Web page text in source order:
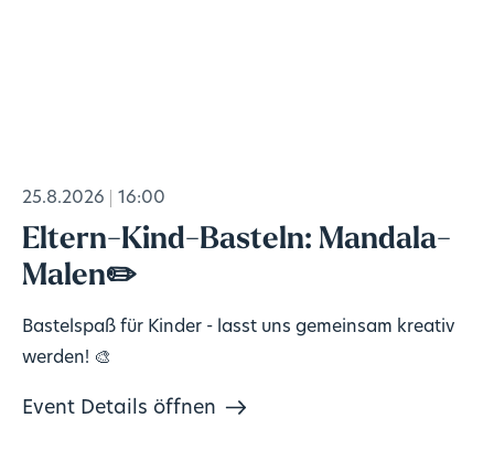
25.8.2026 16:00
Eltern-Kind-Basteln: Mandala-
Malen✏️
Bastelspaß für Kinder - lasst uns gemeinsam kreativ
werden! 🎨
Event Details öffnen